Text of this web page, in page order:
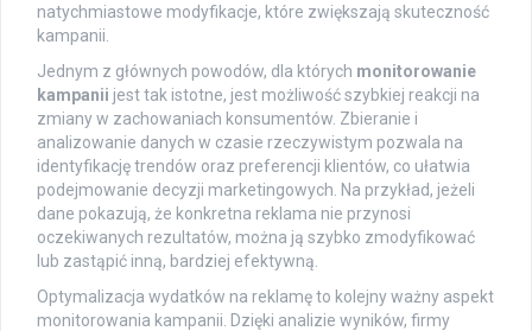
natychmiastowe modyfikacje, które zwiększają skuteczność
kampanii.
Jednym z głównych powodów, dla których monitorowanie
kampanii jest tak istotne, jest możliwość szybkiej reakcji na
zmiany w zachowaniach konsumentów. Zbieranie i
analizowanie danych w czasie rzeczywistym pozwala na
identyfikację trendów oraz preferencji klientów, co ułatwia
podejmowanie decyzji marketingowych. Na przykład, jeżeli
dane pokazują, że konkretna reklama nie przynosi
oczekiwanych rezultatów, można ją szybko zmodyfikować
lub zastąpić inną, bardziej efektywną.
Optymalizacja wydatków na reklamę to kolejny ważny aspekt
monitorowania kampanii. Dzięki analizie wyników, firmy